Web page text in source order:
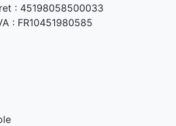
: 45198058500033
: FR10451980585